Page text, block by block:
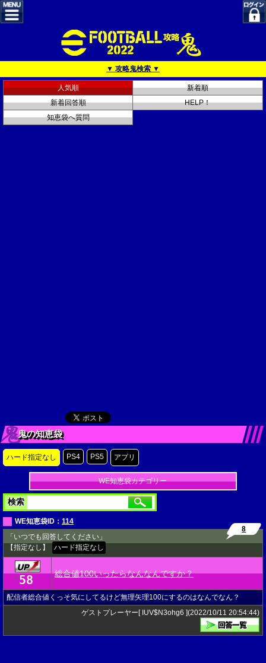
▼ 攻略鬼検索 ▼
人気順
新着順
新着回答順
HELP！
知恵袋へ質問
鬼の知恵袋
ハード指定なし PS4 PS5 アプリ
WE知恵袋カテゴリー
検索
WE知恵袋ID： 114
「いつでも回答してください」
【指定なし】
ハード指定なし
8
★ 58 総合値100いったらなんなんですか？
配信者総合値くっそ気にしてるけど無理矢理100にするのはなんでなん？
ゲストプレーヤー[ IUV$N3ohg6 ](2022/10/11 20:54:44)